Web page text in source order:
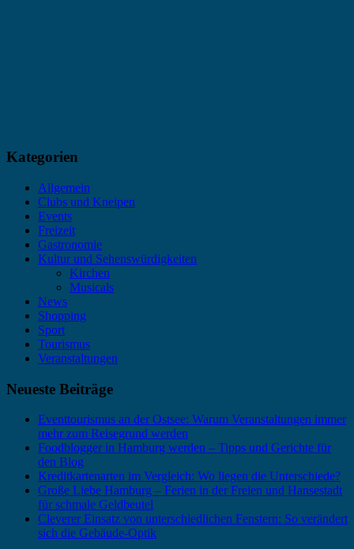
Kategorien
Allgemein
Clubs und Kneipen
Events
Freizeit
Gastronomie
Kultur und Sehenswürdigkeiten
Kirchen
Musicals
News
Shopping
Sport
Tourismus
Veranstaltungen
Neueste Beiträge
Eventtourismus an der Ostsee: Warum Veranstaltungen immer
mehr zum Reisegrund werden
Foodblogger in Hamburg werden – Tipps und Gerichte für
den Blog
Kreditkartenarten im Vergleich: Wo liegen die Unterschiede?
Große Liebe Hamburg – Ferien in der Freien und Hansestadt
für schmale Geldbeutel
Cleverer Einsatz von unterschiedlichen Fenstern: So verändert
sich die Gebäude-Optik